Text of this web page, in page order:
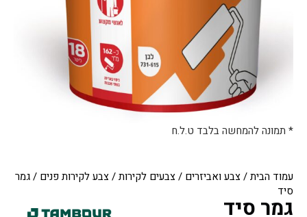
עמוד הבית/צבע ואביזרים /צבעים לקירות/צבע לקירות פנים / גמר
סיד
גמר סיד
* תמונה להמחשה בלבד ט.ל.ח